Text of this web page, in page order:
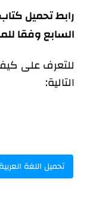
رابط تحميل
السابع وفقا
للتعرف على
التالية:
تحميل اللغة